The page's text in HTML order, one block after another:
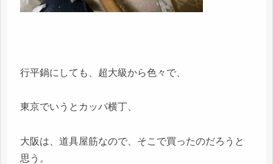
行平鍋にしても、超大級から色々で、
東京でいうとカッパ横丁、
大阪は、道具屋筋なので、そこで買ったのだろうと
思う。